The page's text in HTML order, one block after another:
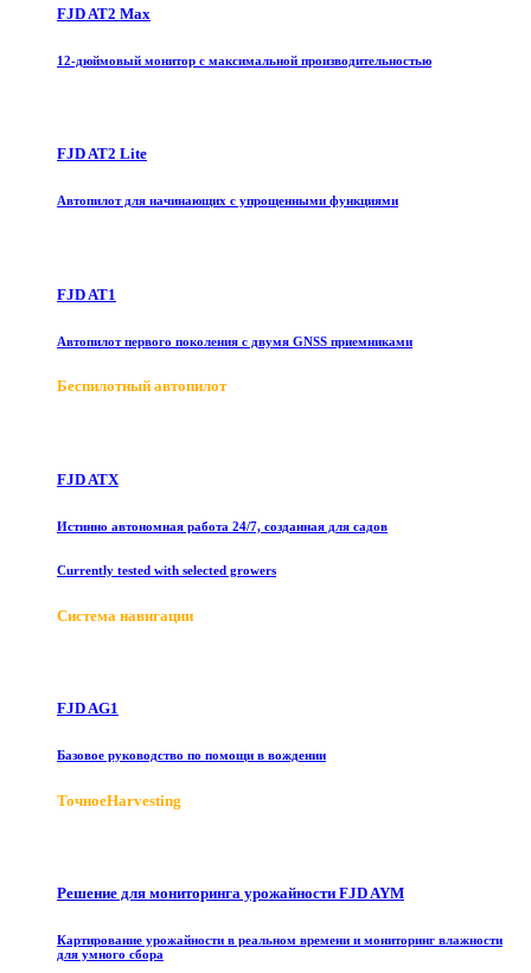
FJD AT2 Max
12-дюймовый монитор с максимальной производительностью
FJD AT2 Lite
Автопилот для начинающих с упрощенными функциями
FJD AT1
Автопилот первого поколения с двумя GNSS приемниками
Беспилотный автопилот
FJD ATX
Истинно автономная работа 24/7, созданная для садов
Currently tested with selected growers
Система навигации
FJD AG1
Базовое руководство по помощи в вождении
ТочноеHarvesting
Решение для мониторинга урожайности FJD AYM
Картирование урожайности в реальном времени и мониторинг влажности
для умного сбора